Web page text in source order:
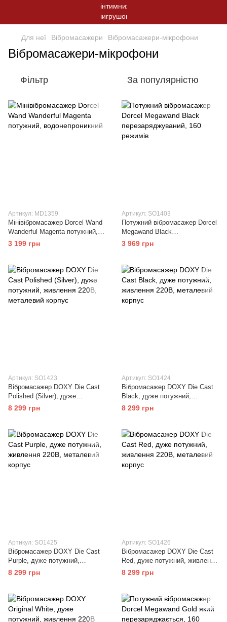
Для неї Вібромасажери Вібромасажери-мікрофони
Вібромасажери-мікрофони
Фільтр За популярністю
Артикул: MD1359
Мінівібромасажер Dorcel Wand
Wanderful Magenta потужний,
водонепроникний
3 199 грн
Артикул: SO1403
Потужний вібромасажер Dorcel
Megawand Black
перезаряджуваний, 160
режимів
3 969 грн
Артикул: SO1423
Вібромасажер DOXY Die Cast
Polished (Silver), дуже
потужний, живлення 220В,
металевий корпус
8 299 грн
Артикул: SO1424
Вібромасажер DOXY Die Cast
Black, дуже потужний,
живлення 220В, металевий
8 299 грн
Артикул: SO1425
Вібромасажер DOXY Die Cast
Purple, дуже потужний,
живлення 220В, металевий
8 299 грн
Артикул: SO1426
Вібромасажер DOXY Die Cast
Red, дуже потужний, живлення
220В, металевий корпус
8 299 грн